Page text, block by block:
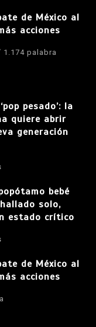
de México al
acciones
1.174 palabra
pesado’: la
quiere abrir
generación
bebé
solo,
estado crítico
de México al
acciones